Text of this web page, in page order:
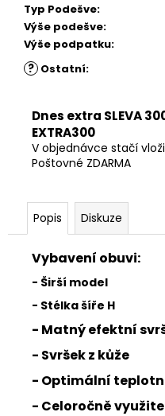
Typ Podešve:
Výše podešve:
Výše podpatku:
? Ostatní:
Dnes extra SLEVA
EXTRA300
V objednávce stačí
Poštovné ZDARMA
Popis Diskuze
Vybavení obuvi:
- Širší model
- Stélka šíře H
- Matný efektní
- Svršek z kůže
- Optimální
- Celoročně